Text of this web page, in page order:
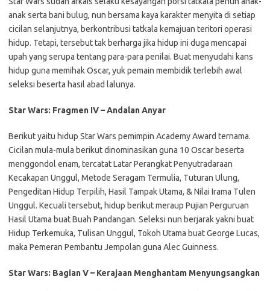
anak serta bani bulug, nun bersama kaya karakter menyita di setiap
cicilan selanjutnya, berkontribusi tatkala kemajuan teritori operasi
hidup. Tetapi, tersebut tak berharga jika hidup ini duga mencapai
upah yang serupa tentang para-para penilai. Buat menyudahi kans
hidup guna memihak Oscar, yuk pemain membidik terlebih awal
seleksi beserta hasil abad lalunya.
Star Wars: Fragmen IV – Andalan Anyar
Berikut yaitu hidup Star Wars pemimpin Academy Award ternama.
Cicilan mula-mula berikut dinominasikan guna 10 Oscar beserta
menggondol enam, tercatat Latar Perangkat Penyutradaraan
Kecakapan Unggul, Metode Seragam Termulia, Tuturan Ulung,
Pengeditan Hidup Terpilih, Hasil Tampak Utama, & Nilai Irama Tulen
Unggul. Kecuali tersebut, hidup berikut meraup Pujian Perguruan
Hasil Utama buat Buah Pandangan. Seleksi nun berjarak yakni buat
Hidup Terkemuka, Tulisan Unggul, Tokoh Utama buat George Lucas,
maka Pemeran Pembantu Jempolan guna Alec Guinness.
Star Wars: Bagian V – Kerajaan Menghantam Menyungsangkan